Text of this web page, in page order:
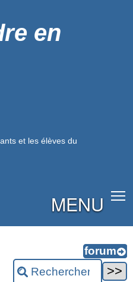
en
et les élèves du
MENU